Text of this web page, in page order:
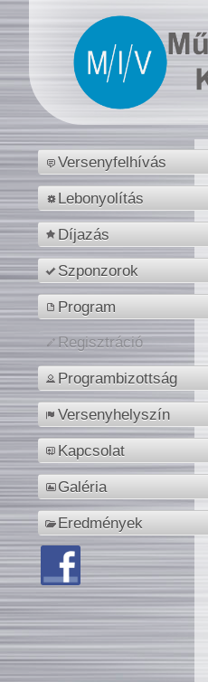
Versenyfelhívás
Lebonyolítás
Díjazás
Szponzorok
Program
Regisztráció
Programbizottság
Versenyhelyszín
Kapcsolat
Galéria
Eredmények